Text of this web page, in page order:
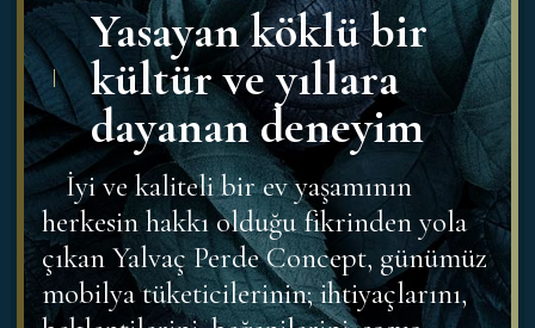
Yasayan köklü bir
kültür ve yıllara
dayanan deneyim
İyi ve kaliteli bir ev yaşamının
herkesin hakkı olduğu fikrinden yola
çıkan Yalvaç Perde Concept, günümüz
mobilya tüketicilerinin; ihtiyaçlarını,